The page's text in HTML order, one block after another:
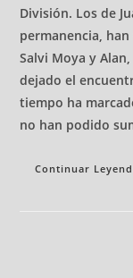
División. Los de
permanencia,
Salvi Moya y
dejado el
tiempo ha
no han podido
Continuar